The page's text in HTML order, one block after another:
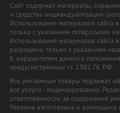
Сайт содержит материалы,
и средства индивидуализации
Использование материалов сайта
только с указанием гиперссылки
Использование материалов сайта
разрешено только с указанием
К нарушителям данного
предусмотренные ст. 1301 ГК РФ.
Все рекламные товары подлежат
все услуги - лицензированию.
ответственности за содержание
Реклама изготовлена и размещена